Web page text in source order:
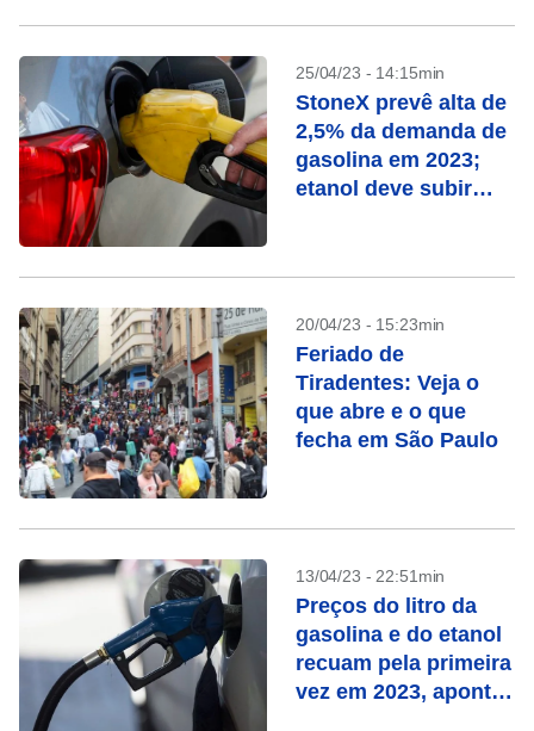
25/04/23 - 14:15min
StoneX prevê alta de
2,5% da demanda de
gasolina em 2023;
etanol deve subir
20/04/23 - 15:23min
Feriado de
Tiradentes: Veja o
que abre e o que
fecha em São Paulo
13/04/23 - 22:51min
Preços do litro da
gasolina e do etanol
recuam pela primeira
vez em 2023, aponta